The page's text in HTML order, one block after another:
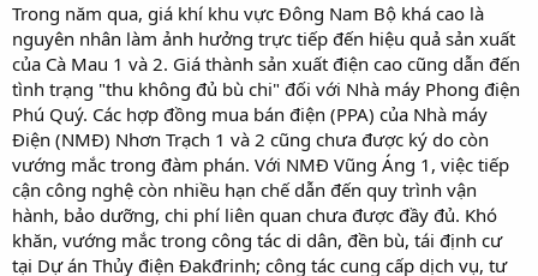
Trong năm qua, giá khí khu vực Đông Nam Bộ khá cao là
nguyên nhân làm ảnh hưởng trực tiếp đến hiệu quả sản xuất
của Cà Mau 1 và 2. Giá thành sản xuất điện cao cũng dẫn đến
tình trạng "thu không đủ bù chi" đối với Nhà máy Phong điện
Phú Quý. Các hợp đồng mua bán điện (PPA) của Nhà máy
Điện (NMĐ) Nhơn Trạch 1 và 2 cũng chưa được ký do còn
vướng mắc trong đàm phán. Với NMĐ Vũng Áng 1, việc tiếp
cận công nghệ còn nhiều hạn chế dẫn đến quy trình vận
hành, bảo dưỡng, chi phí liên quan chưa được đầy đủ. Khó
khăn, vướng mắc trong công tác di dân, đền bù, tái định cư
tại Dự án Thủy điện Đakđrinh; công tác cung cấp dịch vụ, tư